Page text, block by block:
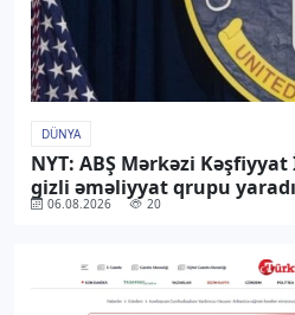
DÜNYA
NYT: ABŞ Mərkəzi
gizli əməliyyat qrupu
06.08.2026 20